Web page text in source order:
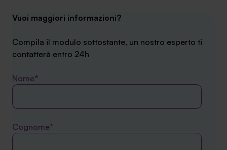
Vuoi maggiori informazioni?
Compila il modulo sottostante, un nostro esperto ti
contatterà entro 24h
Nome*
Cognome*